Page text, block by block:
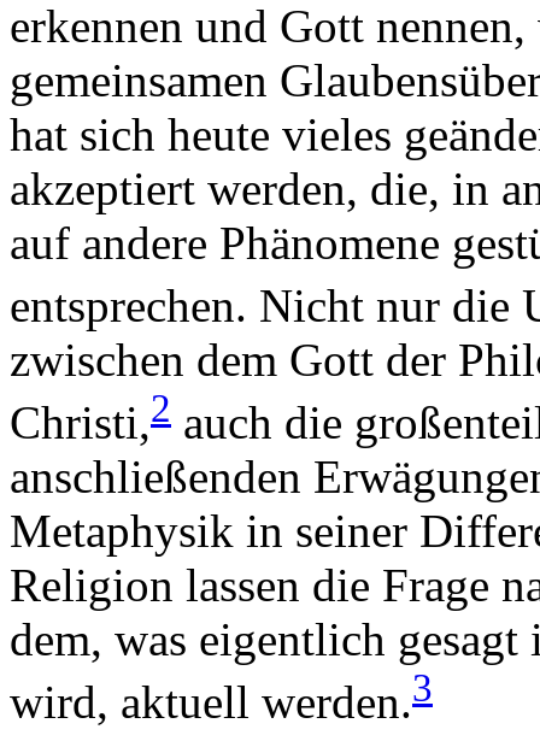
erkennen und Gott
gemeinsamen
hat sich heute vieles
akzeptiert werden, die, in
auf andere Phänomene
entsprechen. Nicht nur die
zwischen dem Gott der
Christi,2 auch die
anschließenden
Metaphysik in seiner
Religion lassen die Frage
dem, was eigentlich
wird, aktuell werden.3